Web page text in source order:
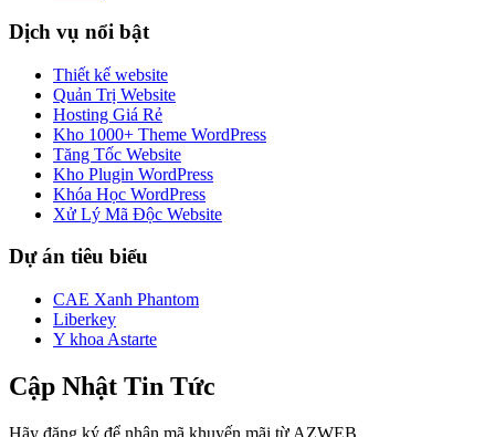
Dịch vụ nổi bật
Thiết kế website
Quản Trị Website
Hosting Giá Rẻ
Kho 1000+ Theme WordPress
Tăng Tốc Website
Kho Plugin WordPress
Khóa Học WordPress
Xử Lý Mã Độc Website
Dự án tiêu biểu
CAE Xanh Phantom
Liberkey
Y khoa Astarte
Cập Nhật Tin Tức
Hãy đăng ký để nhận mã khuyến mãi từ AZWEB.